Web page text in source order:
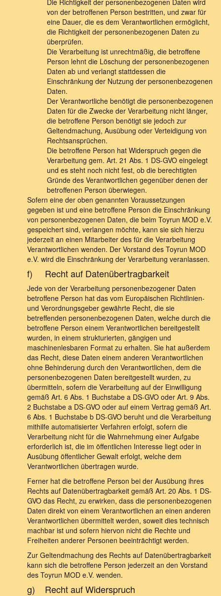
Die Richtigkeit der personenbezogenen Daten wird
von der betroffenen Person bestritten, und zwar für
eine Dauer, die es dem Verantwortlichen ermöglicht,
die Richtigkeit der personenbezogenen Daten zu
überprüfen.
Die Verarbeitung ist unrechtmäßig, die betroffene
Person lehnt die Löschung der personenbezogenen
Daten ab und verlangt stattdessen die
Einschränkung der Nutzung der personenbezogenen
Daten.
Der Verantwortliche benötigt die personenbezogenen
Daten für die Zwecke der Verarbeitung nicht länger,
die betroffene Person benötigt sie jedoch zur
Geltendmachung, Ausübung oder Verteidigung von
Rechtsansprüchen.
Die betroffene Person hat Widerspruch gegen die
Verarbeitung gem. Art. 21 Abs. 1 DS-GVO eingelegt
und es steht noch nicht fest, ob die berechtigten
Gründe des Verantwortlichen gegenüber denen der
betroffenen Person überwiegen.
Sofern eine der oben genannten Voraussetzungen
gegeben ist und eine betroffene Person die Einschränkung
von personenbezogenen Daten, die beim Toyrun MOD e.V.
gespeichert sind, verlangen möchte, kann sie sich hierzu
jederzeit an einen Mitarbeiter des für die Verarbeitung
Verantwortlichen wenden. Der Vorstand des Toyrun MOD
e.V. wird die Einschränkung der Verarbeitung veranlassen.
f) Recht auf Datenübertragbarkeit
Jede von der Verarbeitung personenbezogener Daten
betroffene Person hat das vom Europäischen Richtlinien-
und Verordnungsgeber gewährte Recht, die sie
betreffenden personenbezogenen Daten, welche durch die
betroffene Person einem Verantwortlichen bereitgestellt
wurden, in einem strukturierten, gängigen und
maschinenlesbaren Format zu erhalten. Sie hat außerdem
das Recht, diese Daten einem anderen Verantwortlichen
ohne Behinderung durch den Verantwortlichen, dem die
personenbezogenen Daten bereitgestellt wurden, zu
übermitteln, sofern die Verarbeitung auf der Einwilligung
gemäß Art. 6 Abs. 1 Buchstabe a DS-GVO oder Art. 9 Abs.
2 Buchstabe a DS-GVO oder auf einem Vertrag gemäß Art.
6 Abs. 1 Buchstabe b DS-GVO beruht und die Verarbeitung
mithilfe automatisierter Verfahren erfolgt, sofern die
Verarbeitung nicht für die Wahrnehmung einer Aufgabe
erforderlich ist, die im öffentlichen Interesse liegt oder in
Ausübung öffentlicher Gewalt erfolgt, welche dem
Verantwortlichen übertragen wurde.
Ferner hat die betroffene Person bei der Ausübung ihres
Rechts auf Datenübertragbarkeit gemäß Art. 20 Abs. 1 DS-
GVO das Recht, zu erwirken, dass die personenbezogenen
Daten direkt von einem Verantwortlichen an einen anderen
Verantwortlichen übermittelt werden, soweit dies technisch
machbar ist und sofern hiervon nicht die Rechte und
Freiheiten anderer Personen beeinträchtigt werden.
Zur Geltendmachung des Rechts auf Datenübertragbarkeit
kann sich die betroffene Person jederzeit an den Vorstand
des Toyrun MOD e.V. wenden.
g) Recht auf Widerspruch